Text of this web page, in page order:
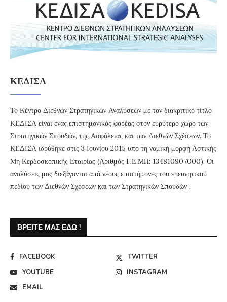
ΚΕΔΙΣΑ
Το Κέντρο Διεθνών Στρατηγικών Αναλύσεων με τον διακριτικό τίτλο
ΚΕΔΙΣΑ είναι ένας επιστημονικός φορέας στον ευρύτερο χώρο των
Στρατηγικών Σπουδών, της Ασφάλειας και των Διεθνών Σχέσεων. Το
ΚΕΔΙΣΑ ιδρύθηκε στις 3 Ιουνίου 2015 υπό τη νομική μορφή Αστικής
Μη Κερδοσκοπικής Εταιρίας (Αριθμός Γ.Ε.ΜΗ: 134810907000). Οι
αναλύσεις μας διεξάγονται από νέους επιστήμονες του ερευνητικού
πεδίου των Διεθνών Σχέσεων και των Στρατηγικών Σπουδών .
ΒΡΕΊΤΕ ΜΑΣ ΕΔΏ !
FACEBOOK
TWITTER
YOUTUBE
INSTAGRAM
EMAIL